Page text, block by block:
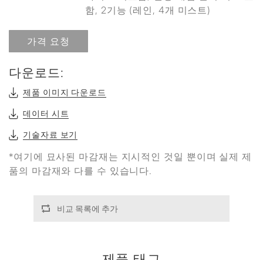
함, 2기능 (레인, 4개 미스트)
가격 요청
다운로드:
제품 이미지 다운로드
데이터 시트
기술자료 보기
*여기에 묘사된 마감재는 지시적인 것일 뿐이며 실제 제
품의 마감재와 다를 수 있습니다.
비교 목록에 추가